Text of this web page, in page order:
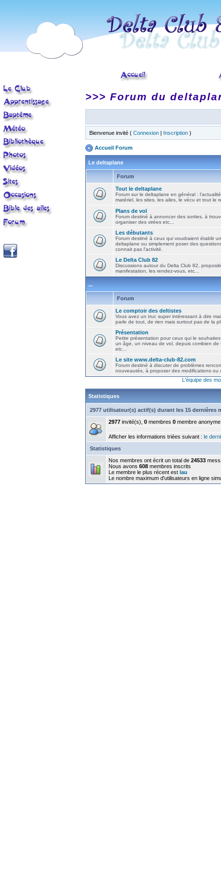
>>> Forum du
Bienvenue invité ( Connexion | Inscription )
Accueil Forum
Le deltaplane
Forum
Tout le deltaplane
Forum sur le deltaplane en général :
matériel, les sites, les ailes, le vécu et tout le
Plans de vol
Forum destiné à annoncer des sorties, à
organiser des virées etc...
Les débutants
Forum destiné à ceux qui voudraient établir
deltaplane ou simplement poser des
connait pas l'activité.
Le Delta Club 82
Discussions autour du Delta Club 82,
manifestation, les rendez-vous, etc...
...
Forum
Le comptoir des deltistes
Vous avez un truc super intéressant à dire
parle de tout, de rien mais surtout pas de la
Présentation
Petite présentation pour ceux qui le
un âge, un niveau de vol, depuis combien de
etc...
Le site www.delta-club-82.com
Forum destiné à discuter de problèmes
nouveautés, à proposer des modifications ou
L'équipe des
Statistiques
2977 utilisateur(s) actif(s) durant les 15 dernières
2977 invité(s), 0 membres 0 membre anonyme
Afficher les informations triées suivant : le
Statistiques
Nos membres ont écrit un total de 24533
Nous avons 608 membres inscrits
Le membre le plus récent est lau
Le nombre maximum d'utilisateurs en ligne